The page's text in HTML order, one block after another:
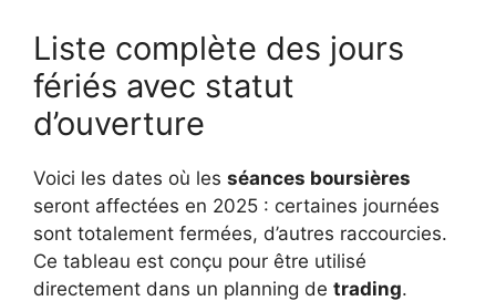
Liste complète des jours
fériés avec statut
d’ouverture
Voici les dates où les séances boursières
seront affectées en 2025 : certaines journées
sont totalement fermées, d’autres raccourcies.
Ce tableau est conçu pour être utilisé
directement dans un planning de trading.